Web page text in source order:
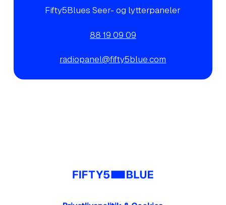
Fifty5Blues Seer- og lytterpaneler
88 19 09 09
radiopanel@fifty5blue.com